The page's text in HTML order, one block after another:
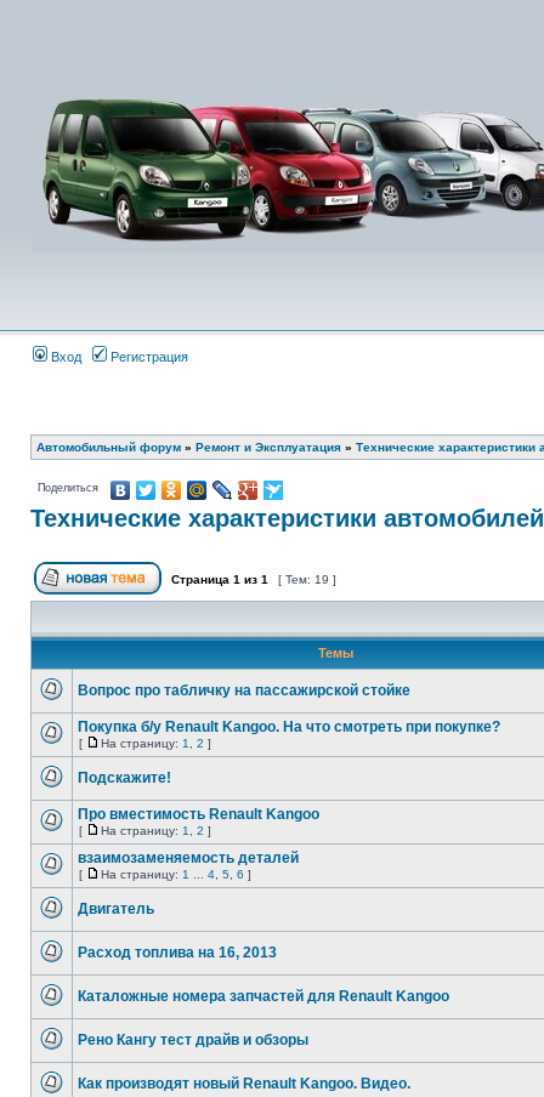
Вход Регистрация
Автомобильный форум » Ремонт и Эксплуатация » Технические характеристики
Поделиться
Технические характеристики
Страница 1 из 1 [ Тем: 19 ]
Темы
Вопрос про табличку на пассажирской стойке
Покупка б/у Renault Kangoo. На что смотреть при покупке?
[ На страницу: 1 2 ]
Подскажите!
Про вместимость Renault Kangoo
[ На страницу: 1 2 ]
взаимозаменяемость деталей
[ На страницу: 1 4 5 6 ]
Двигатель
Расход топлива на 16, 2013
Каталожные номера запчастей для Renault Kangoo
Рено Кангу тест драйв и обзоры
Как производят новый Renault Kangoo. Видео.